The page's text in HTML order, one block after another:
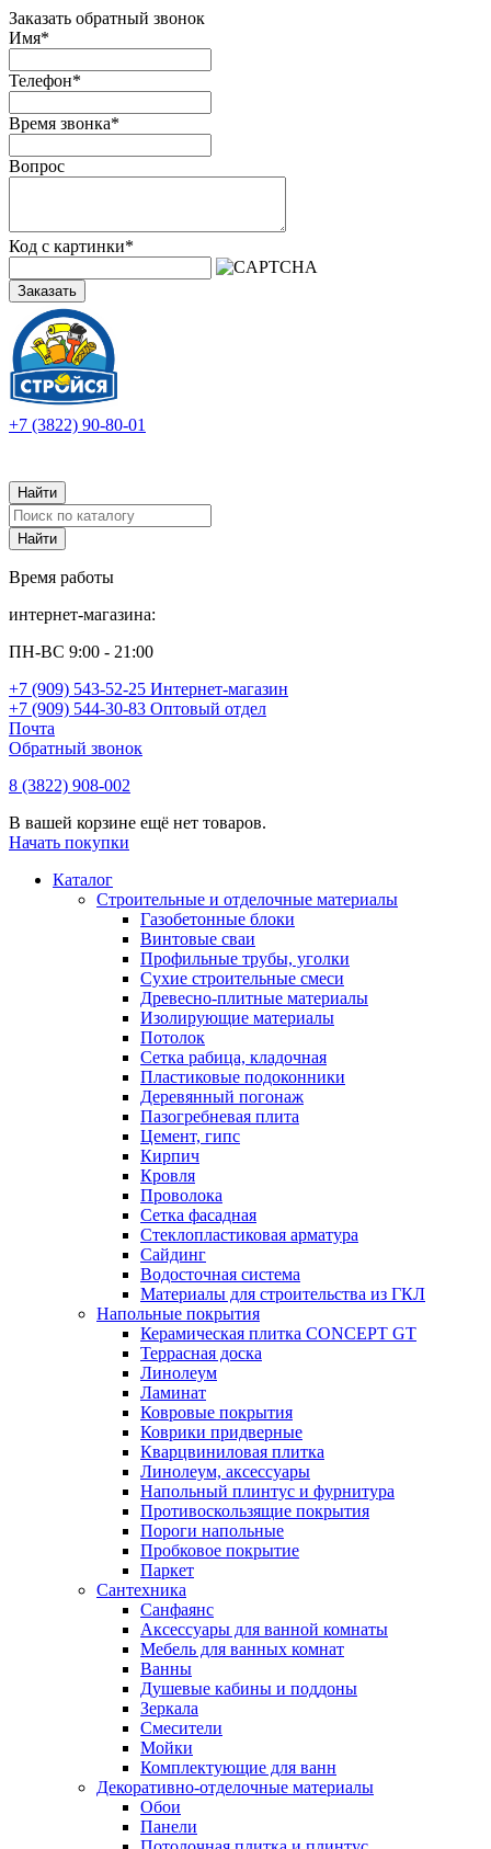
Заказать обратный звонок
Имя*
Телефон*
Время звонка*
Вопрос
Код с картинки*
Заказать
+7 (3822) 90-80-01
Время работы
интернет-магазина:
ПН-ВС 9:00 - 21:00
+7 (909) 543-52-25 Интернет-магазин
+7 (909) 544-30-83 Оптовый отдел
Почта
Обратный звонок
8 (3822) 908-002
В вашей корзине ещё нет товаров.
Начать покупки
Каталог
Строительные и отделочные материалы
Газобетонные блоки
Винтовые сваи
Профильные трубы, уголки
Сухие строительные смеси
Древесно-плитные материалы
Изолирующие материалы
Потолок
Сетка рабица, кладочная
Пластиковые подоконники
Деревянный погонаж
Пазогребневая плита
Цемент, гипс
Кирпич
Кровля
Проволока
Сетка фасадная
Стеклопластиковая арматура
Сайдинг
Водосточная система
Материалы для строительства из ГКЛ
Напольные покрытия
Керамическая плитка CONCEPT GT
Террасная доска
Линолеум
Ламинат
Ковровые покрытия
Коврики придверные
Кварцвиниловая плитка
Линолеум, аксессуары
Напольный плинтус и фурнитура
Противоскользящие покрытия
Пороги напольные
Пробковое покрытие
Паркет
Сантехника
Санфаянс
Аксессуары для ванной комнаты
Мебель для ванных комнат
Ванны
Душевые кабины и поддоны
Зеркала
Смесители
Мойки
Комплектующие для ванн
Декоративно-отделочные материалы
Обои
Панели